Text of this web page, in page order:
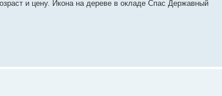
и цену. Икона на дереве в окладе Спас Державный